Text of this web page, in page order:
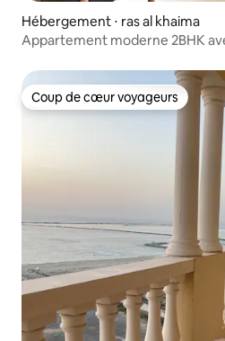
Hébergement ⋅ ras al khaima
Appartement moderne 2BHK
Coup de cœur voyageurs
Coup de cœur voyageurs